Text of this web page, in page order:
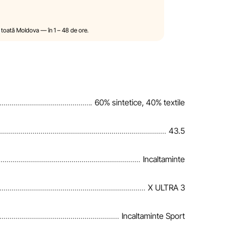
în mod unilateral și fără notificare
produselor. Imaginile prezentate pe
Informațiile generale despre produse
scurt termen rezonabil.
Moldova — în 1 – 48 de ore.
60% sintetice, 40% textile
43.5
Incaltaminte
X ULTRA 3
Incaltaminte Sport